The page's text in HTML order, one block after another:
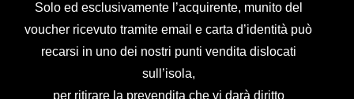
Solo ed esclusivamente l’acquirente, munito del
voucher ricevuto tramite email e carta d’identità può
recarsi in uno dei nostri punti vendita dislocati
sull’isola,
per ritirare la prevendita che vi darà diritto